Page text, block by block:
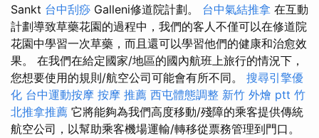
Sankt 台中刮痧 Galleni修道院計劃。 台中氣結推拿 在互動
計劃導致草藥花園的過程中，我們的客人不僅可以在修道院
花園中學習一次草藥，而且還可以學習他們的健康和治愈效
果。 在我們在給定國家/地區的國內航班上旅行的情況下，
您想要使用的規則/航空公司可能會有所不同。 搜尋引擎優
化 台中運動按摩 按摩 推薦 西屯體態調整 新竹 外燴 ptt 竹
北推拿推薦 它將能夠為我們高度移動/殘障的乘客提供傳統
航空公司，以幫助乘客機場運輸/轉移從票務管理到門口。